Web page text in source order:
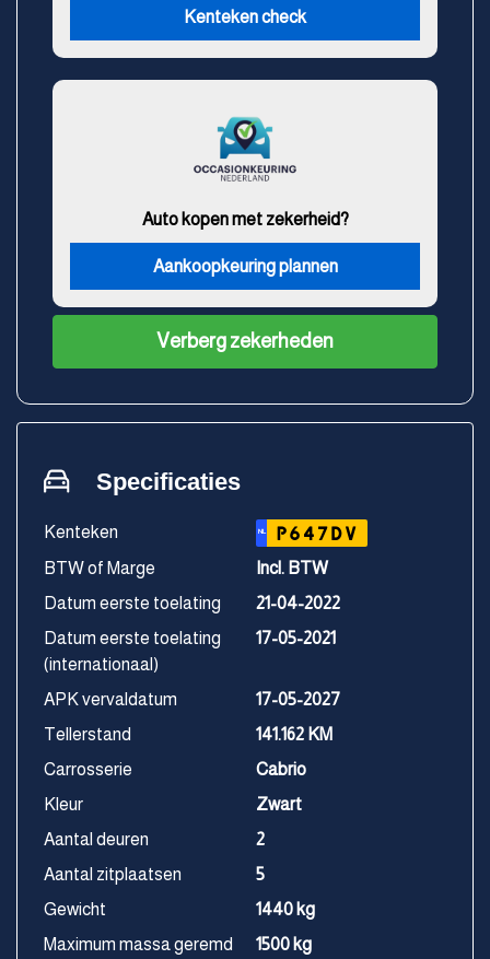
Kenteken check
Auto kopen met zekerheid?
Aankoopkeuring plannen
Verberg zekerheden
Specificaties
Kenteken NL P647DV
BTW of Marge
Incl. BTW
Datum eerste toelating
21-04-2022
Datum eerste toelating
(internationaal)
17-05-2021
APK vervaldatum
17-05-2027
Tellerstand
141.162 KM
Carrosserie
Cabrio
Kleur
Zwart
Aantal deuren
2
Aantal zitplaatsen
5
Gewicht
1440 kg
Maximum massa geremd
1500 kg